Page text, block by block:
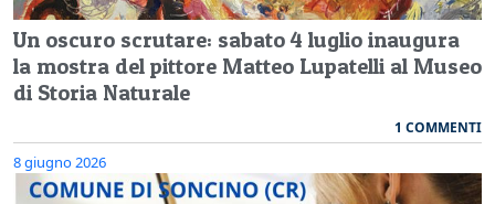
Un oscuro scrutare: sabato 4 luglio inaugura
la mostra del pittore Matteo Lupatelli al Museo
di Storia Naturale
1 COMMENTI
8 giugno 2026